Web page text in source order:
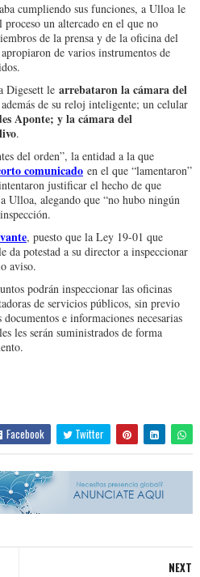
cumpliendo sus funciones, a Ulloa le
proceso un altercado en el que no
de la prensa y de la oficina del
de varios instrumentos de
Digesett le arrebataron la cámara del
de su reloj inteligente; un celular
Aponte; y la cámara del
.
del orden”, la entidad a la que
comunicadoen el que “lamentaron”
justificar el hecho de que
Ulloa, alegando que “no hubo ningún
, puesto que la Ley 19-01 que
da potestad a su director a inspeccionar
aviso.
podrán inspeccionar las oficinas
de servicios públicos, sin previo
e informaciones necesarias
les serán suministrados de forma
Facebook Twitter
NEXT